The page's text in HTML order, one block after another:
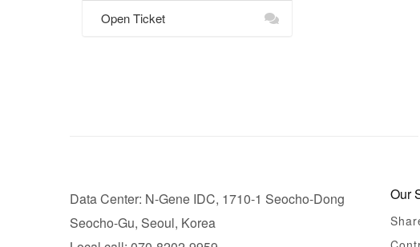
Open Ticket
Data Center: N-Gene IDC, 1710-1 Seocho-Dong
Seocho-Gu, Seoul, Korea
Our